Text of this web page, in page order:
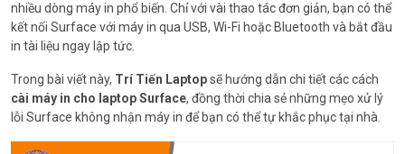
nhiều dòng máy in phổ biến. Chỉ với vài thao tác đơn giản, bạn có thể
kết nối Surface với máy in qua USB, Wi-Fi hoặc Bluetooth và bắt đầu
in tài liệu ngay lập tức.
Trong bài viết này, Trí Tiến Laptopsẽ hướng dẫn chi tiết các cách
cài máy in cho laptop Surface, đồng thời chia sẻ những mẹo xử lý
lỗi Surface không nhận máy in để bạn có thể tự khắc phục tại nhà.